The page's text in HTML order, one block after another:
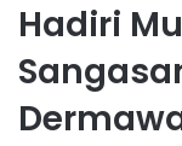
Hadiri